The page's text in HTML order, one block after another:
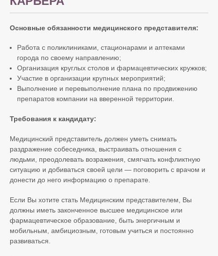
Основные обязанности медицинского представителя:
Работа с поликлиниками, стационарами и аптеками
города по своему направлению;
Организация круглых столов и фармацевтических кружков;
Участие в организации крупных мероприятий;
Выполнение и перевыполнение плана по продвижению
препаратов компании на вверенной территории.
Требования к кандидату:
Медицинский представитель должен уметь снимать
раздражение собеседника, выстраивать отношения с
людьми, преодолевать возражения, смягчать конфликтную
ситуацию и добиваться своей цели — поговорить с врачом и
донести до него информацию о препарате.
Если Вы хотите стать Медицинским представителем, Вы
должны иметь законченное высшее медицинское или
фармацевтическое образование, быть энергичным и
мобильным, амбициозным, готовым учиться и постоянно
развиваться.